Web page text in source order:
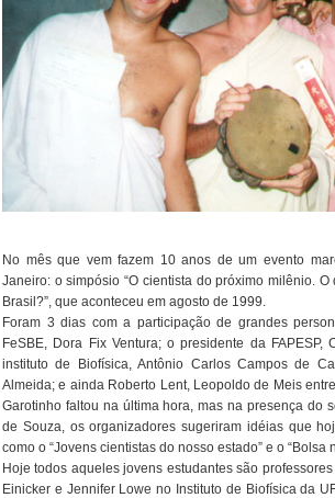
No mês que vem fazem 10 anos de um evento
Janeiro: o simpósio “O cientista do próximo milênio.
Brasil?”, que aconteceu em agosto de 1999.
Foram 3 dias com a participação de grandes
FeSBE, Dora Fix Ventura; o presidente da
instituto de Biofísica, Antônio Carlos Campos de
Almeida; e ainda Roberto Lent, Leopoldo de Meis
Garotinho faltou na última hora, mas na presença do
de Souza, os organizadores sugeriram idéias que
como o “Jovens cientistas do nosso estado” e o “Bolsa
Hoje todos aqueles jovens estudantes são
Einicker e Jennifer Lowe no Instituto de Biofísica da